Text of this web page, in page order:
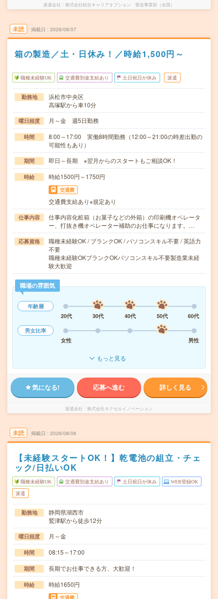
派遣会社 株式会社綜合キャリアオプション 製造事業部（全国）
未読 掲載日 2026/08/07
箱の製造／土・日休み！／時給1,500円～
職種未経験OK 交通費別途支給あり 土日祝日が休み 派遣
勤務地
浜松市中央区
高塚駅から車10分
曜日頻度 月～金 週5日勤務
時間
8:00～17:00 実働8時間勤務（12:00～21:00の時差出勤の
可能性もあり）
期間 即日～長期 ※翌月からのスタートもご相談OK！
時給 時給1500円～1750円
交通費
交通費支給あり※規定あり
仕事内容
仕事内容化粧箱（お菓子などの外箱）の印刷機オペレータ
ー、打抜き機オペレーター補助のお仕事になります。…
応募資格
職種未経験OK / ブランクOK / パソコンスキル不要 / 英語力
不要
職種未経験OKブランクOKパソコンスキル不要製造業未経
験大歓迎
職場の雰囲気
年齢層
20代
30代 40代 50代
60代
男女比率
女性
男性
もっと見る
気になる! 応募へ進む 詳しく見る
派遣会社 株式会社ネクセルイノベーション
未読 掲載日 2026/08/06
【未経験スタートOK！】乾電池の組立・チェ
ック/日払いOK
職種未経験OK 交通費別途支給あり 土日祝日が休み WEB登録OK
派遣
勤務地
静岡県湖西市
鷲津駅から徒歩12分
曜日頻度 月～金
時間 08:15～17:00
期間 長期でお仕事できる方、大歓迎！
時給 時給1650円
交通費